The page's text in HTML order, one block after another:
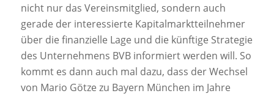
nicht nur das Vereinsmitglied, sondern auch
gerade der interessierte Kapitalmarktteilnehmer
über die finanzielle Lage und die künftige Strategie
des Unternehmens BVB informiert werden will. So
kommt es dann auch mal dazu, dass der Wechsel
von Mario Götze zu Bayern München im Jahre